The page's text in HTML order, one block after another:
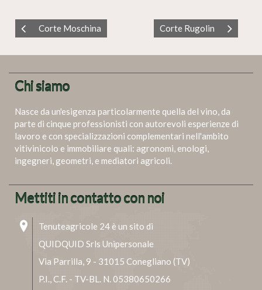
Corte Moschina Corte Rugolin
Chi siamo
Nasce da un'esigenza particolarmente quella del vino, da
parte di cinque professionisti con autorevoli esperienze di
lavoro e con specializzazioni complementari nell'ambito
vitivinicolo e immobiliare quali: agronomi, enologi,
ingegneri, geometri, e mediatori agricoli.
Mettiti in contatto con noi
Tenuteagricole 24 è un sito di
QUIDQUID Srls Unipersonale
Via Parrilla, 9 - 31015 Conegliano (TV)
P.I., C.F. - TV-BL. N. 05380650266